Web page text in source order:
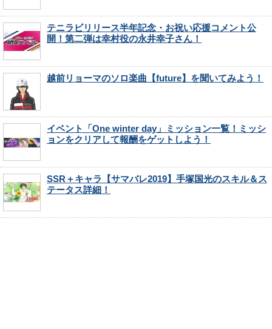
テニラビリリース半年記念・お祝い応援コメント公
開！第二弾は幸村役の永井幸子さん！
越前リョーマのソロ楽曲【future】を聞いてみよう！
イベント「One winter day」ミッション一覧！ミッシ
ョンをクリアして報酬をゲットしよう！
SSR＋キャラ【サマバレ2019】手塚国光のスキル＆ス
テータス詳細！